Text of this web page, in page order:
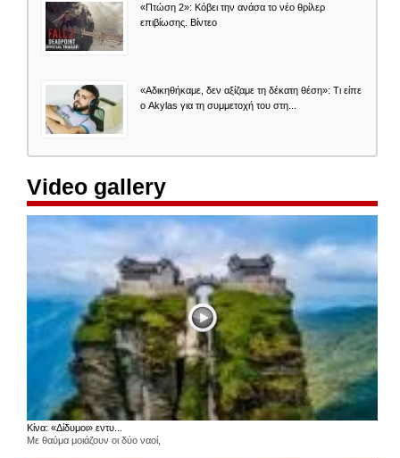
«Πτώση 2»: Κόβει την ανάσα το νέο θρίλερ
επιβίωσης. Βίντεο
«Aδικηθήκαμε, δεν αξίζαμε τη δέκατη θέση»: Τι είπε
ο Akylas για τη συμμετοχή του στη...
Video gallery
Κίνα: «Δίδυμοι» εντυ...
Με θαύμα μοιάζουν οι δύο ναοί,